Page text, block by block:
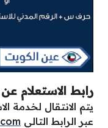
رابط الاستعلام
يتم الانتقال لخدمة
عبر الرابط التالي